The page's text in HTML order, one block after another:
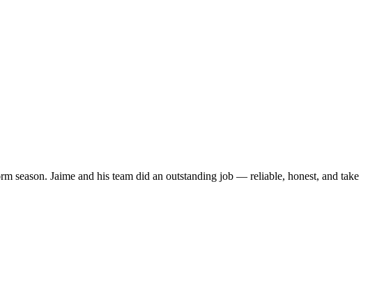
Jaime and his team did an outstanding job — reliable, honest, and take